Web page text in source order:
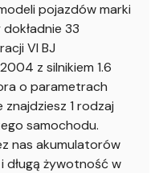
pojazdów marki
33
VI BJ
z silnikiem 1.6
o parametrach
1 rodzaj
samochodu.
nas akumulatorów
długą żywotność w